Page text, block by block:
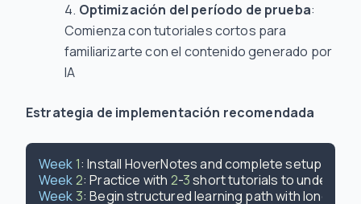
Optimización del período de prueba:
Comienza con tutoriales cortos para
familiarizarte con el contenido generado por
IA
Estrategia de implementación recomendada
Week1
Week2: Practice with 2-3
Week3